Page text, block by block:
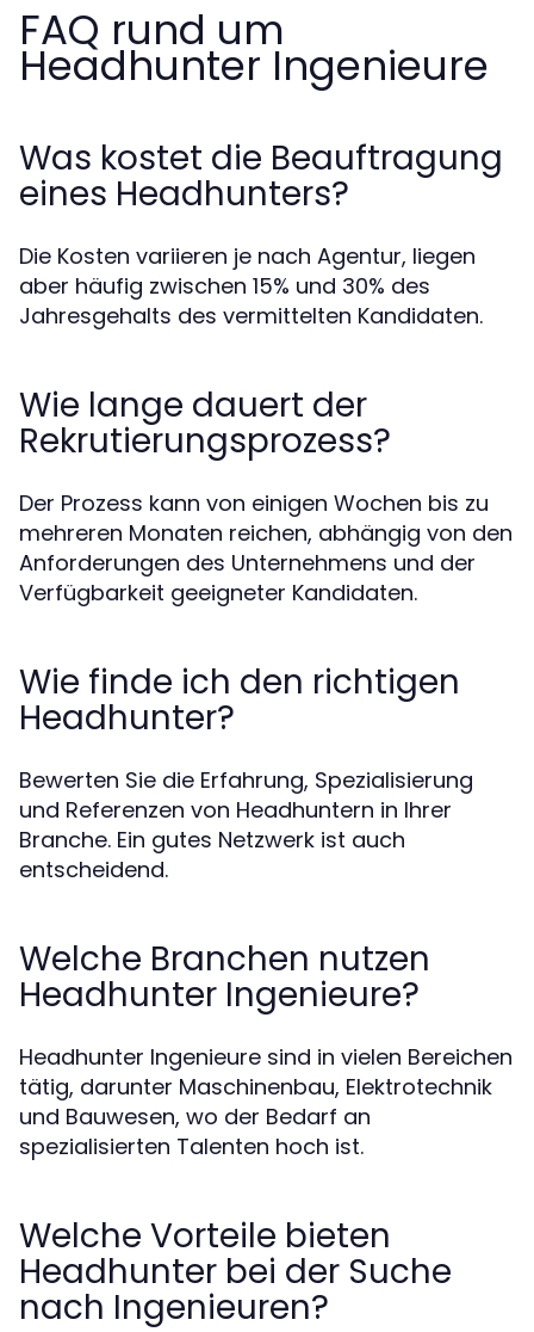
FAQ rund um
Headhunter Ingenieure
Was kostet die Beauftragung
eines Headhunters?
Die Kosten variieren je nach Agentur, liegen
aber häufig zwischen 15% und 30% des
Jahresgehalts des vermittelten Kandidaten.
Wie lange dauert der
Rekrutierungsprozess?
Der Prozess kann von einigen Wochen bis zu
mehreren Monaten reichen, abhängig von den
Anforderungen des Unternehmens und der
Verfügbarkeit geeigneter Kandidaten.
Wie finde ich den richtigen
Headhunter?
Bewerten Sie die Erfahrung, Spezialisierung
und Referenzen von Headhuntern in Ihrer
Branche. Ein gutes Netzwerk ist auch
entscheidend.
Welche Branchen nutzen
Headhunter Ingenieure?
Headhunter Ingenieure sind in vielen Bereichen
tätig, darunter Maschinenbau, Elektrotechnik
und Bauwesen, wo der Bedarf an
spezialisierten Talenten hoch ist.
Welche Vorteile bieten
Headhunter bei der Suche
nach Ingenieuren?